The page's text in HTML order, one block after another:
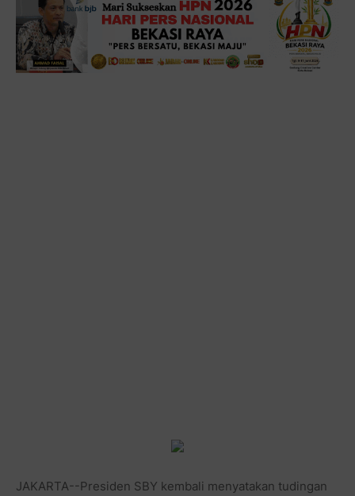
JAKARTA--Presiden SBY kembali menyatakan tudingan